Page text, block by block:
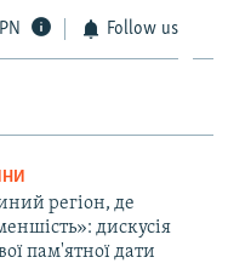
Follow us
регіон, де
дискусія
пам'ятної дати